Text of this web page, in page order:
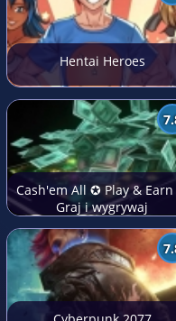
Hentai Heroes
Cash'em All ✪ Play &
Graj i wygrywaj